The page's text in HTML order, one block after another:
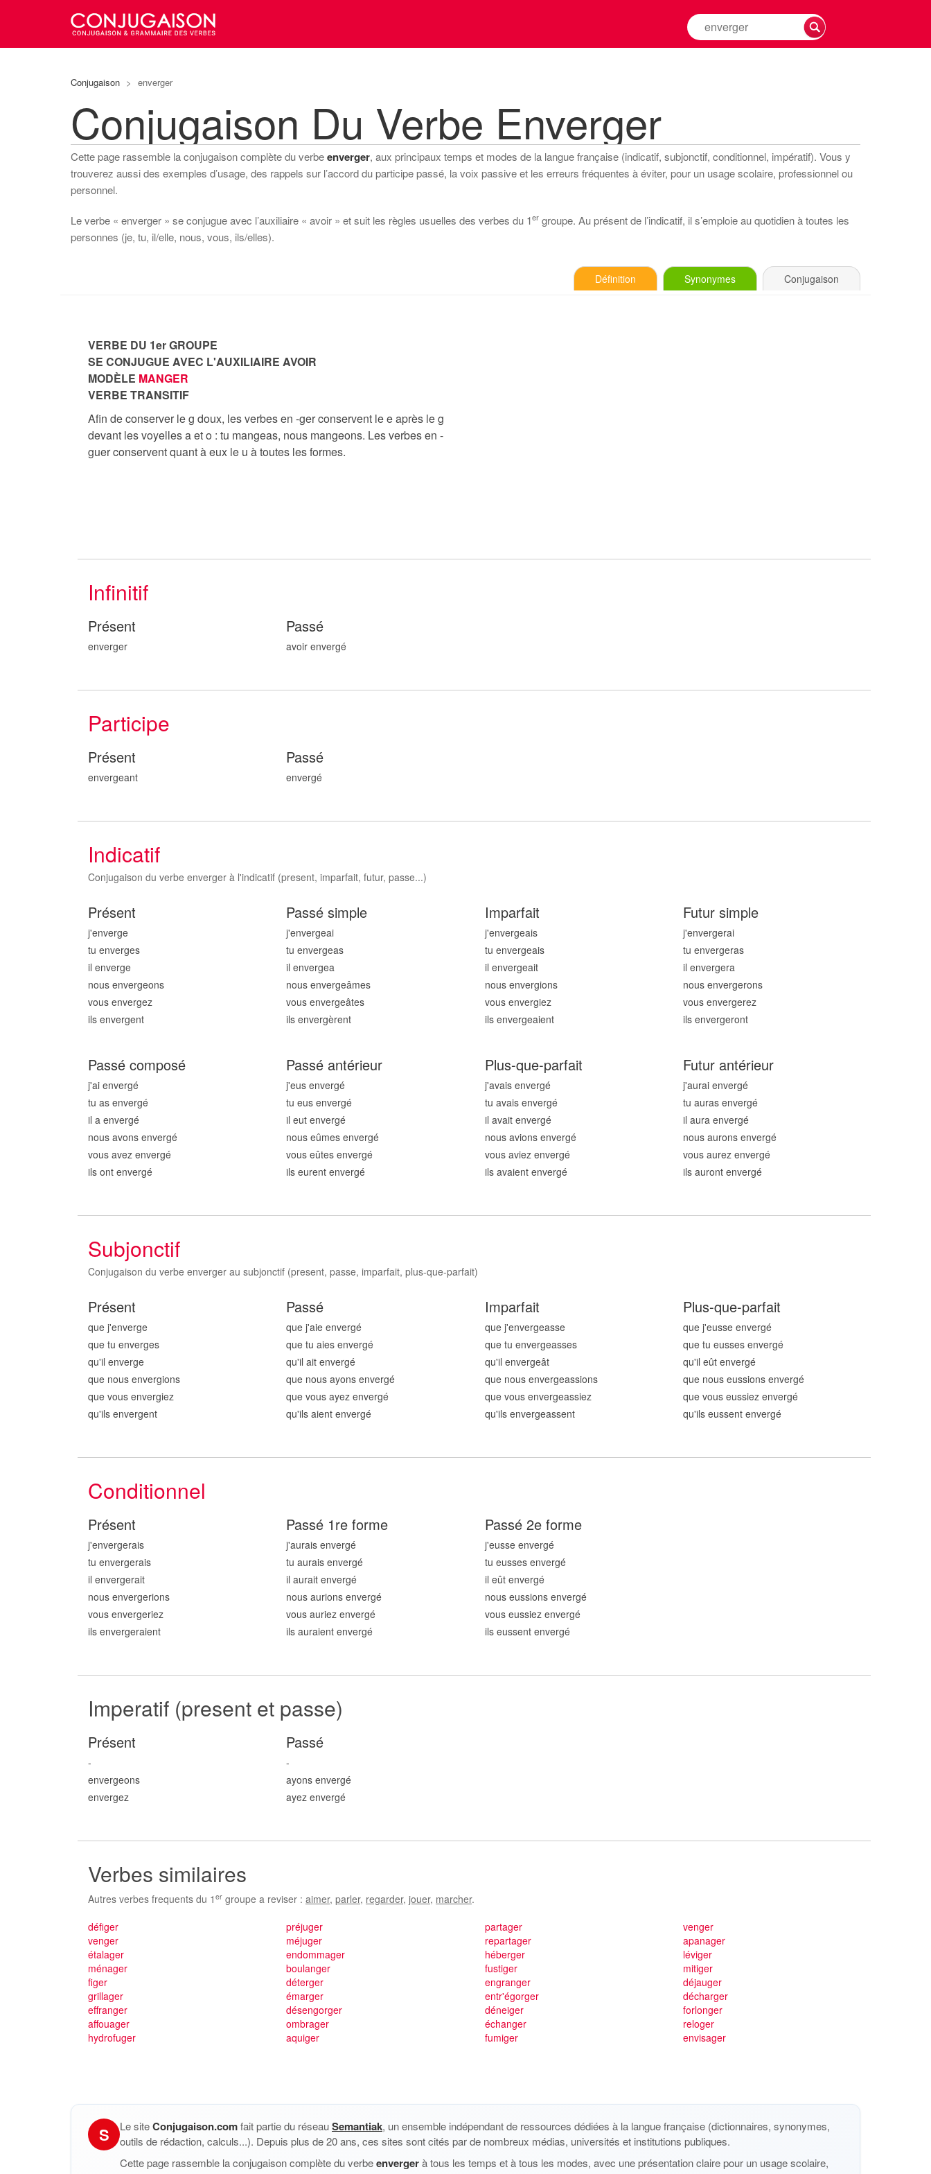
Rechercher
la
Conjugaison > enverger
Conjugaison Du Verbe Enverger
Cette page rassemble la conjugaison complète du verbeenverger, aux principaux temps et modes de la langue française (indicatif, subjonctif, conditionnel, impératif). Vous y
trouverez aussi des exemples d’usage, des rappels sur l’accord du participe passé, la voix passive et les erreurs fréquentes à éviter, pour un usage scolaire, professionnel ou
personnel.
Le verbe « enverger » se conjugue avec l’auxiliaire « avoir » et suit les règles usuelles des verbes du 1er groupe. Au présent de l’indicatif, il s’emploie au quotidien à toutes les
personnes (je, tu, il/elle, nous, vous, ils/elles).
Définition Synonymes Conjugaison
VERBE DU 1er GROUPE
SE CONJUGUE AVEC L'AUXILIAIRE AVOIR
MODÈLE MANGER
VERBE TRANSITIF
Afin de conserver le g doux, les verbes en -ger conservent le e après le g
devant les voyelles a et o : tu mangeas, nous mangeons. Les verbes en -
guer conservent quant à eux le u à toutes les formes.
Infinitif
Présent
enverger
Passé
avoir envergé
Participe
Présent
envergeant
Passé
envergé
Indicatif
Conjugaison du verbe enverger à l'indicatif (present, imparfait, futur, passe...)
Présent
j'enverge
tu enverges
il enverge
nous envergeons
vous envergez
ils envergent
Passé simple
j'envergeai
tu envergeas
il envergea
nous envergeâmes
vous envergeâtes
ils envergèrent
Imparfait
j'envergeais
tu envergeais
il envergeait
nous envergions
vous envergiez
ils envergeaient
Futur simple
j'envergerai
tu envergeras
il envergera
nous envergerons
vous envergerez
ils envergeront
Passé composé
j'ai envergé
tu as envergé
il a envergé
nous avons envergé
vous avez envergé
ils ont envergé
Passé antérieur
j'eus envergé
tu eus envergé
il eut envergé
nous eûmes envergé
vous eûtes envergé
ils eurent envergé
Plus-que-parfait
j'avais envergé
tu avais envergé
il avait envergé
nous avions envergé
vous aviez envergé
ils avaient envergé
Futur antérieur
j'aurai envergé
tu auras envergé
il aura envergé
nous aurons envergé
vous aurez envergé
ils auront envergé
Subjonctif
Conjugaison du verbe enverger au subjonctif (present, passe, imparfait, plus-que-parfait)
Présent
que j'enverge
que tu enverges
qu'il enverge
que nous envergions
que vous envergiez
qu'ils envergent
Passé
que j'aie envergé
que tu aies envergé
qu'il ait envergé
que nous ayons envergé
que vous ayez envergé
qu'ils aient envergé
Imparfait
que j'envergeasse
que tu envergeasses
qu'il envergeât
que nous envergeassions
que vous envergeassiez
qu'ils envergeassent
Plus-que-parfait
que j'eusse envergé
que tu eusses envergé
qu'il eût envergé
que nous eussions envergé
que vous eussiez envergé
qu'ils eussent envergé
Conditionnel
Présent
j'envergerais
tu envergerais
il envergerait
nous envergerions
vous envergeriez
ils envergeraient
Passé 1re forme
j'aurais envergé
tu aurais envergé
il aurait envergé
nous aurions envergé
vous auriez envergé
ils auraient envergé
Passé 2e forme
j'eusse envergé
tu eusses envergé
il eût envergé
nous eussions envergé
vous eussiez envergé
ils eussent envergé
Imperatif (present et passe)
Présent
-
envergeons
envergez
Passé
-
ayons envergé
ayez envergé
Verbes similaires
Autres verbes frequents du 1 er groupe a reviser : aimer, parler, regarder, jouer, marcher.
défiger
venger
étalager
ménager
figer
grillager
effranger
affouager
hydrofuger
préjuger
méjuger
endommager
boulanger
déterger
émarger
désengorger
ombrager
aquiger
partager
repartager
héberger
fustiger
engranger
entr'égorger
déneiger
échanger
fumiger
venger
apanager
léviger
mitiger
déjauger
décharger
forlonger
reloger
envisager
S Le siteConjugaison.comfait partie du réseauSemantiak, un ensemble indépendant de ressources dédiées à la langue française (dictionnaires, synonymes,
outils de rédaction, calculs...). Depuis plus de 20 ans, ces sites sont cités par de nombreux médias, universités et institutions publiques.
Cette page rassemble la conjugaison complète du verbeenvergerà tous les temps et à tous les modes, avec une présentation claire pour un usage scolaire,